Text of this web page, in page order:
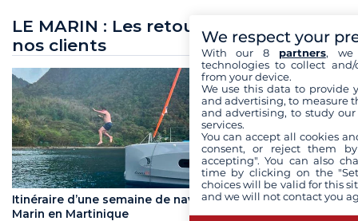
LE MARIN : Les retours de croisière de
nos clients
Itinéraire d’une semaine de navigation au départ du
Marin en Martinique
We respect your
With our 8 partners, we
technologies to collect
from your device.
We use this data to provide
and advertising, to measure
and advertising, to study
services.
You can accept all cookies
consent, or reject them
accepting". You can also
time by clicking on the
choices will be valid for this
and we will not contact you